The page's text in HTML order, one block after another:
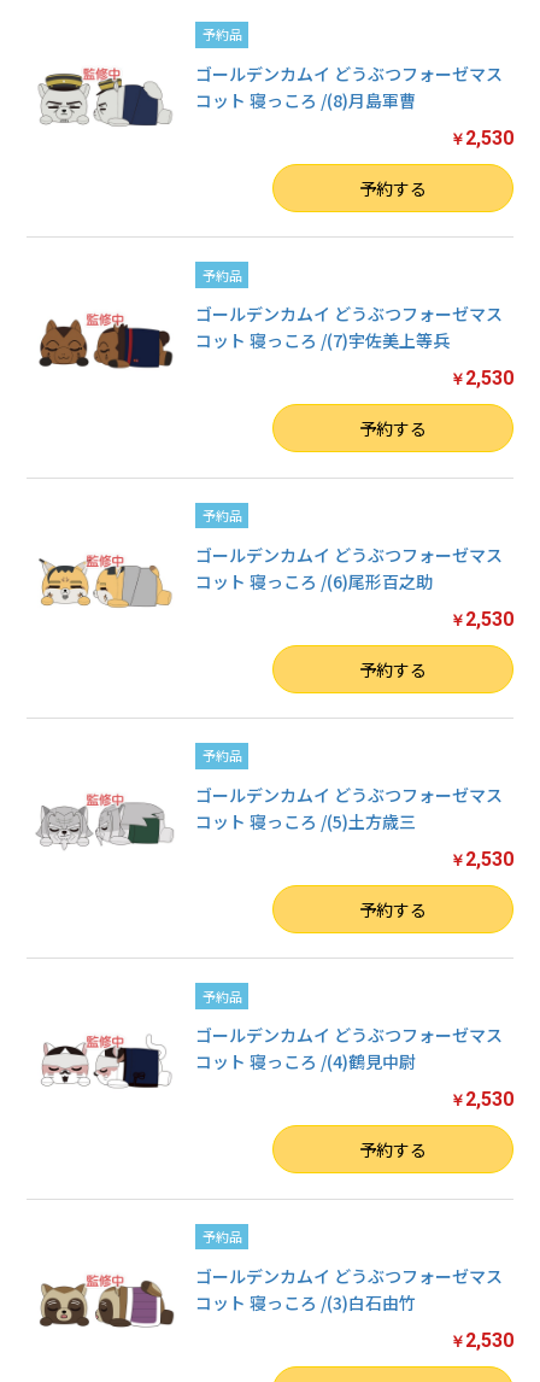
予約品
ゴールデンカムイ どうぶつフォーゼマス
コット 寝っころ /(8)月島軍曹
￥ 2,530
予約する
予約品
ゴールデンカムイ どうぶつフォーゼマス
コット 寝っころ /(7)宇佐美上等兵
￥ 2,530
予約する
予約品
ゴールデンカムイ どうぶつフォーゼマス
コット 寝っころ /(6)尾形百之助
￥ 2,530
予約する
予約品
ゴールデンカムイ どうぶつフォーゼマス
コット 寝っころ /(5)土方歳三
￥ 2,530
予約する
予約品
ゴールデンカムイ どうぶつフォーゼマス
コット 寝っころ /(4)鶴見中尉
￥ 2,530
予約する
予約品
ゴールデンカムイ どうぶつフォーゼマス
コット 寝っころ /(3)白石由竹
￥ 2,530